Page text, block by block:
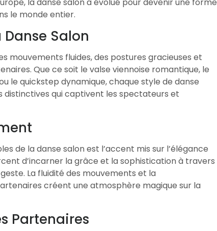
le monde entier.
Salon
mouvements fluides, des postures gracieuses et
Que ce soit le valse viennoise romantique, le
le quickstep dynamique, chaque style de danse
distinctives qui captivent les spectateurs et
de la danse salon est l’accent mis sur l’élégance
d’incarner la grâce et la sophistication à travers
La fluidité des mouvements et la
créent une atmosphère magique sur la
Partenaires